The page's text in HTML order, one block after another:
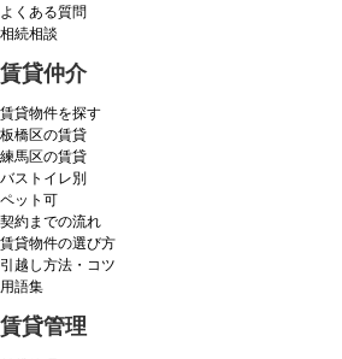
よくある質問
相続相談
賃貸仲介
賃貸物件を探す
板橋区の賃貸
練馬区の賃貸
バストイレ別
ペット可
契約までの流れ
賃貸物件の選び方
引越し方法・コツ
用語集
賃貸管理